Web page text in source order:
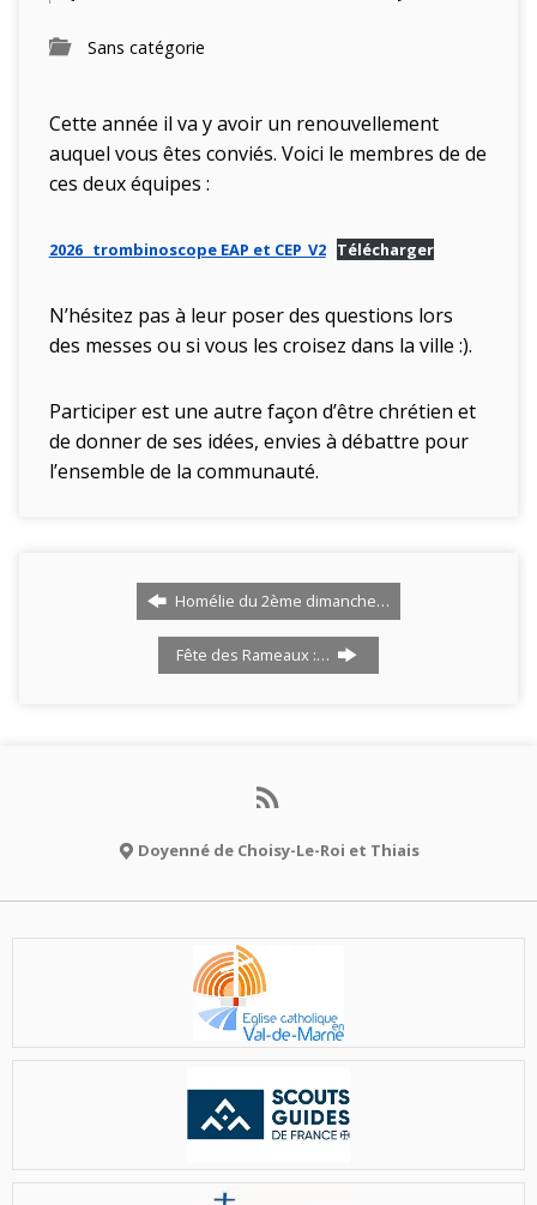
Sans catégorie
Cette année il va y avoir un renouvellement
auquel vous êtes conviés. Voici le membres de de
ces deux équipes :
2026_ trombinoscope EAP et CEP_V2 Télécharger
N’hésitez pas à leur poser des questions lors
des messes ou si vous les croisez dans la ville :).
Participer est une autre façon d’être chrétien et
de donner de ses idées, envies à débattre pour
l’ensemble de la communauté.
Homélie du 2ème dimanche…
Fête des Rameaux :…
Doyenné de Choisy-Le-Roi et Thiais